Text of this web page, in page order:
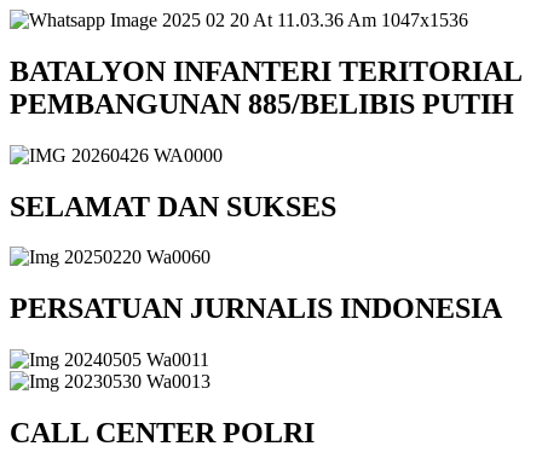
BATALYON INFANTERI TERITORIAL
PEMBANGUNAN 885/BELIBIS PUTIH
SELAMAT DAN SUKSES
PERSATUAN JURNALIS INDONESIA
CALL CENTER POLRI